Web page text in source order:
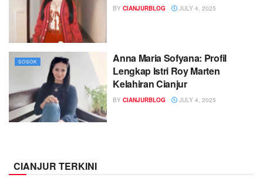
BY CIANJURBLOG JULY 4, 2025
SOSOK
Anna Maria Sofyana: Profil
Lengkap Istri Roy Marten
Kelahiran Cianjur
BY CIANJURBLOG JULY 4, 2025
CIANJUR TERKINI